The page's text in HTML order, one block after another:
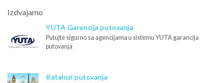
Izdvajamo
YUTA Garancija putovanja
Putujte sigurno sa agencijama u sistemu YUTA garancija
putovanja
Katalozi putovanja